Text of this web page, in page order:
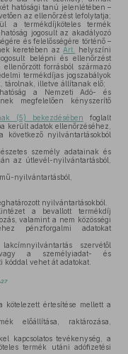
hatósági tanú jelenlétében –
az ellenőrzést lefolytatja;
a termékdíjköteles termék
jogosult az akadályozó
és felelősségére történő –
keretében az Art.
helyszíni
belépni és ellenőrzést
forrásból származó
termékdíjas jogszabályok
tárolnak, illetve állítanak elő;
a Nemzeti Adó- és
megfelelően kényszerítő
(5) bekezdésében foglalt
került adatok ellenőrzéséhez,
nyilvántartásokból
személy adatainak és
az útlevél-nyilvántartásból,
nyilvántartásból,
nyilvántartásokból.
a bevallott termékdíj
valamint a nem közösségi
pénzforgalmi adatokat
szervétől
vagy a személyiadat- és
vehet át adatokat.
27
kötelezett értesítése mellett a
előállítása, raktározása,
kapcsolatos tevékenység, a
termék utáni adófizetési